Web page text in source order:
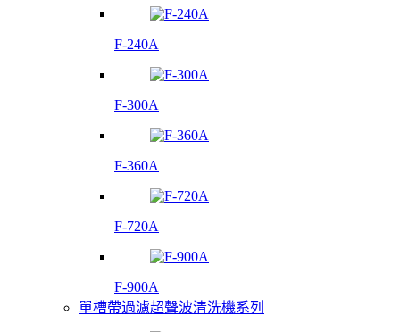
F-240A
F-300A
F-360A
F-720A
F-900A
單槽帶過濾超聲波清洗機系列